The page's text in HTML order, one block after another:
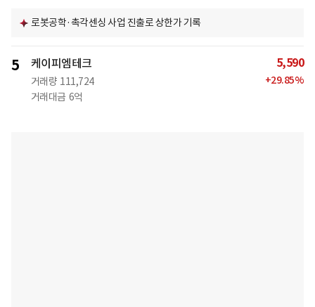
로봇공학·촉각센싱 사업 진출로 상한가 기록
5 케이피엠테크
거래량 111,724
거래대금 6억
5,590
+29.85%